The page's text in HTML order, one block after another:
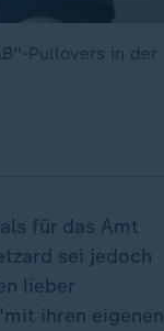
Pullovers in der
für das Amt
sei jedoch
lieber
ihren eigenen